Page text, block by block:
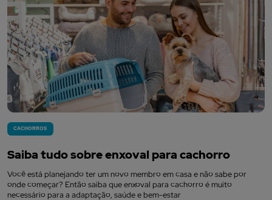
CACHORROS
Saiba tudo sobre enxoval para cachorro
Você está planejando ter um novo membro em casa e não sabe por
onde começar? Então saiba que enxoval para cachorro é muito
necessário para a adaptação, saúde e bem-estar